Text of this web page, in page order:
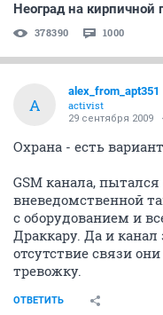
Неоград на кирпичной
378390 1000
A
alex_from_apt351
activist
29 сентября 2009
Охрана - есть
GSM канала,
вневедомственной
с оборудованием и
Драккару. Да и
отсутствие связи
тревожку.
ОТВЕТИТЬ